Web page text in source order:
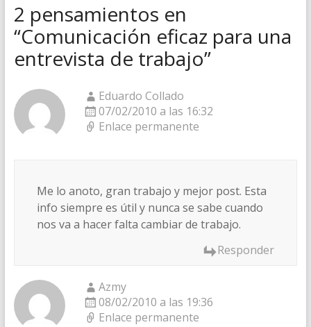
2 pensamientos en
“Comunicación eficaz para una
entrevista de trabajo”
Eduardo Collado
07/02/2010 a las 16:32
Enlace permanente
Me lo anoto, gran trabajo y mejor post. Esta
info siempre es útil y nunca se sabe cuando
nos va a hacer falta cambiar de trabajo.
Responder
Azmy
08/02/2010 a las 19:36
Enlace permanente